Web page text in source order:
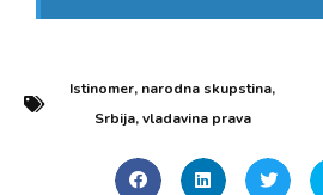
Istinomer, narodna skupstina,
Srbija,vladavina prava